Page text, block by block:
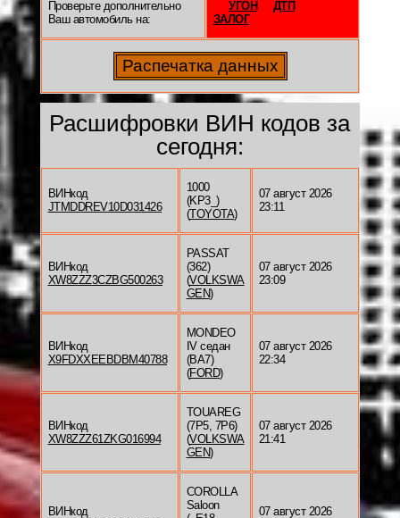
Проверьте дополнительно
Ваш автомобиль на:
УГОН
ДТП
ЗАЛОГ
Расшифровки ВИН кодов за
сегодня:
ВИНкод
JTMDDREV10D031426
1000
(KP3_)
(TOYOTA)
07 август 2026
23:11
ВИНкод
XW8ZZZ3CZBG500263
PASSAT
(362)
(VOLKSWA
GEN)
07 август 2026
23:09
ВИНкод
X9FDXXEEBDBM40788
MONDEO
IV седан
(BA7)
(FORD)
07 август 2026
22:34
ВИНкод
XW8ZZZ61ZKG016994
TOUAREG
(7P5, 7P6)
(VOLKSWA
GEN)
07 август 2026
21:41
ВИНкод
COROLLA
Saloon
07 август 2026